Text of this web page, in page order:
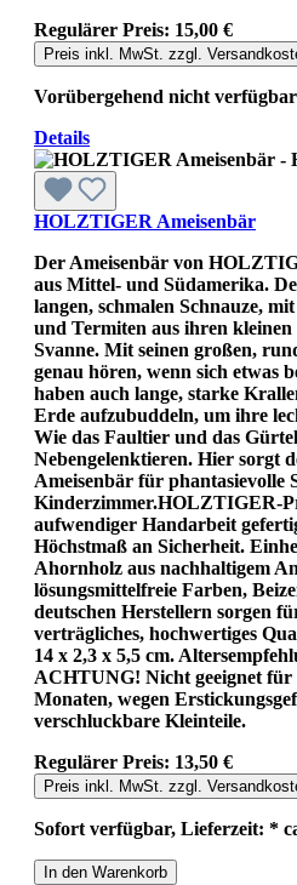
Regulärer Preis: 15,00 €
Preis inkl. MwSt. zzgl.
Vorübergehend nicht verfügbar
Details
HOLZTIGER Ameisenbär
Der Ameisenbär von
aus Mittel- und Südamerika.
langen, schmalen Schnauze,
und Termiten aus ihren
Svanne. Mit seinen großen,
genau hören, wenn sich etwas
haben auch lange, starke
Erde aufzubuddeln, um ihre
Wie das Faultier und das
Nebengelenktieren. Hier sorgt
Ameisenbär für phantasievolle
Kinderzimmer.HOLZTIGER-
aufwendiger Handarbeit
Höchstmaß an Sicherheit.
Ahornholz aus nachhaltigem
lösungsmittelfreie Farben,
deutschen Herstellern sorgen
verträgliches, hochwertiges
14 x 2,3 x 5,5 cm.
ACHTUNG! Nicht geeignet
Monaten, wegen
verschluckbare Kleinteile.
Regulärer Preis: 13,50 €
Preis inkl. MwSt. zzgl.
Sofort verfügbar, Lieferzeit: *
In den Warenkorb